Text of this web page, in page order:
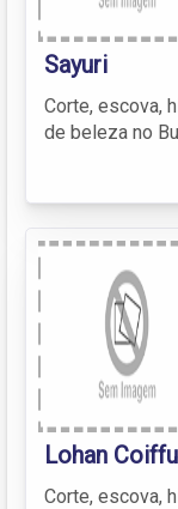
Sayuri
Corte, escova,
de beleza no
Lohan
Corte, escova,